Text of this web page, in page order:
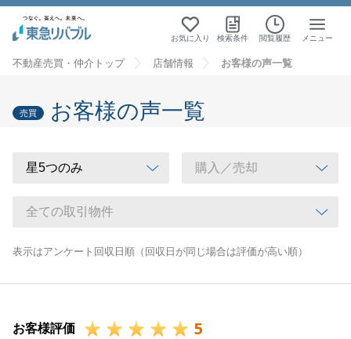
お気に入り 検索条件 閲覧履歴 メニュー
不動産売買・仲介トップ 店舗情報 お客様の声一覧
売買 お客様の声一覧
表示はアンケート回収日順（回収日が同じ場合は評価が高い順）
お客様評価 5